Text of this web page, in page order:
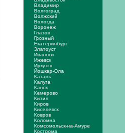
Владимир
Волгоград
Волжский
Вологда
Воронеж
Глазов
Грозный
Екатеринбург
Златоуст
Иваново
Ижевск
Иркутск
Йошкар-Ола
Казань
Калуга
Канск
Кемерово
Кизил
Киров
Киселевск
Ковров
Коломна
Комсомольск-на-Амуре
Кострома